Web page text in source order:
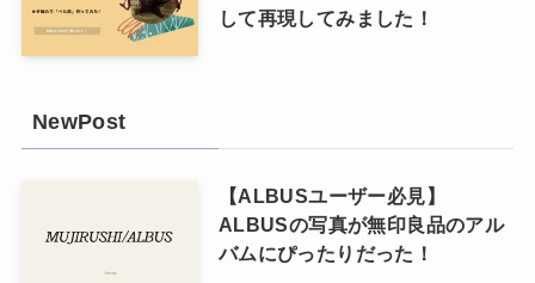
して再現してみました！
NewPost
【ALBUSユーザー必見】
ALBUSの写真が無印良品のアル
バムにぴったりだった！